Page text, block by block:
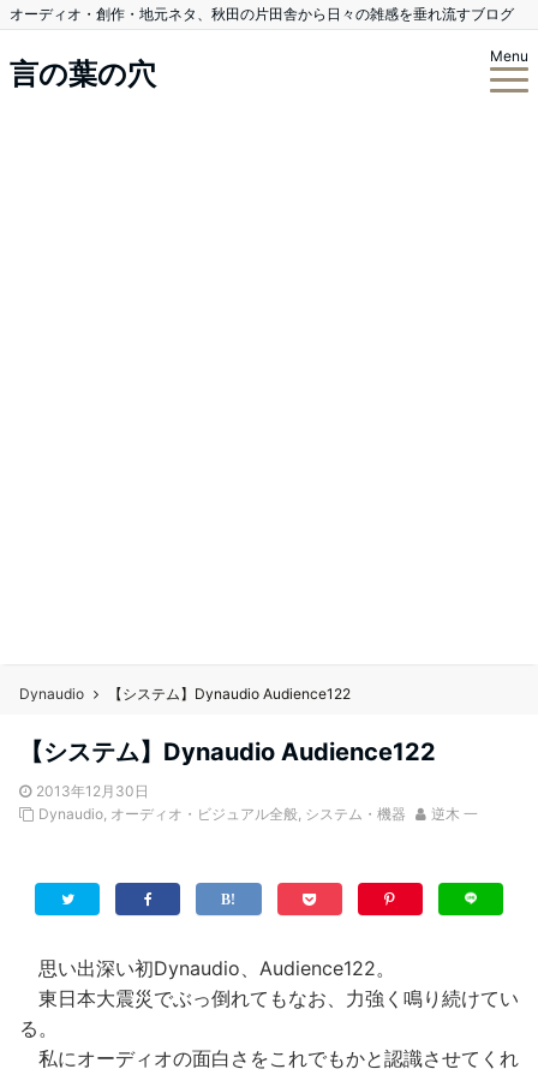
オーディオ・創作・地元ネタ、秋田の片田舎から日々の雑感を垂れ流すブログ
言の葉の穴
Menu
Dynaudio 【システム】Dynaudio Audience122
【システム】Dynaudio Audience122
2013年12月30日
Dynaudio, オーディオ・ビジュアル全般, システム・機器 逆木 一
思い出深い初Dynaudio、Audience122。
東日本大震災でぶっ倒れてもなお、力強く鳴り続けてい
る。
私にオーディオの面白さをこれでもかと認識させてくれ